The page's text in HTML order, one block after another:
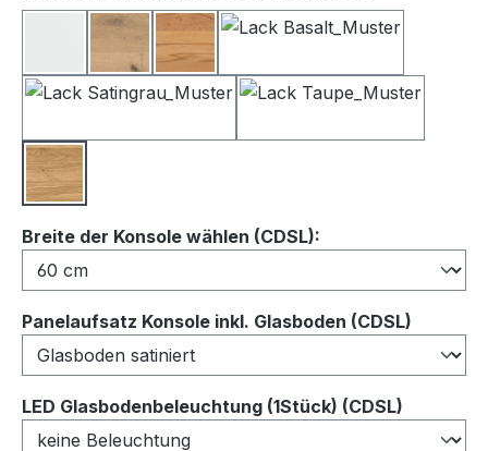
BalkeneicheKernbuche
Wildeiche
Breite der Konsole wählen (CDSL):
Panelaufsatz Konsole inkl. Glasboden (CDSL)
LED Glasbodenbeleuchtung (1Stück) (CDSL)